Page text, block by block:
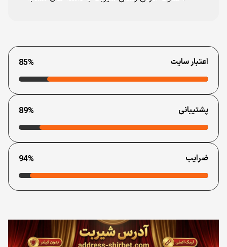
اعتبار سایت 85%
پشتیبانی 89%
ضرایب 94%